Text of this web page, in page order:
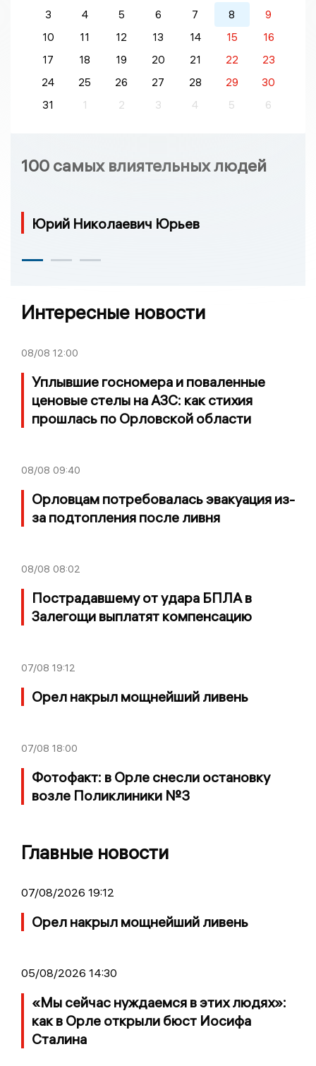
3
4 5 6 7 8
9
10
11 12 13 14 15
16
17
18 19 20 21 22
23
24
25 26 27 28 29
30
31
1 2 3 4 5 6
100 самых влиятельных людей
Юрий Николаевич Юрьев
Интересные новости
08/08 12:00
Уплывшие госномера и поваленные
ценовые стелы на АЗС: как стихия
прошлась по Орловской области
08/08 09:40
Орловцам потребовалась эвакуация из-
за подтопления после ливня
08/08 08:02
Пострадавшему от удара БПЛА в
Залегощи выплатят компенсацию
07/08 19:12
Орел накрыл мощнейший ливень
07/08 18:00
Фотофакт: в Орле снесли остановку
возле Поликлиники №3
Главные новости
07/08/2026 19:12
Орел накрыл мощнейший ливень
05/08/2026 14:30
«Мы сейчас нуждаемся в этих людях»:
как в Орле открыли бюст Иосифа
Сталина